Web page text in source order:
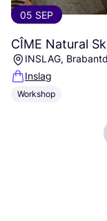
05 SEP
CÎME Natural
INSLAG,
Inslag
Workshop